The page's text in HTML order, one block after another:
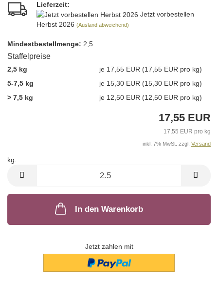
Lieferzeit:
Jetzt vorbestellen
Herbst 2026 (Ausland abweichend)
Mindest­bestellmenge: 2,5
Staffelpreise
2,5 kg
je 17,55 EUR (17,55 EUR pro kg)
5-7,5 kg
je 15,30 EUR (15,30 EUR pro kg)
> 7,5 kg
je 12,50 EUR (12,50 EUR pro kg)
17,55 EUR
17,55 EUR pro kg
inkl. 7% MwSt. zzgl. Versand
kg:
In den Warenkorb
Jetzt zahlen mit